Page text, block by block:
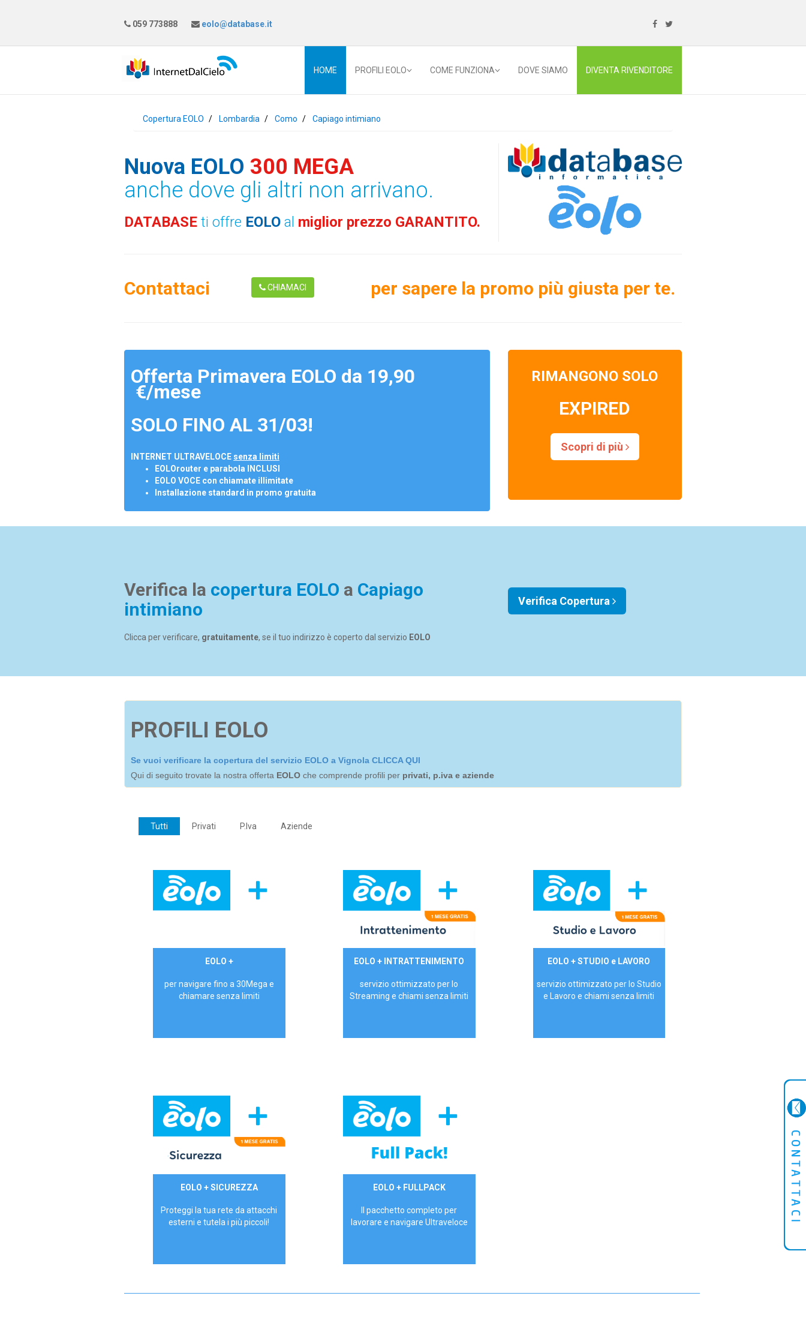
059 773888 eolo@database.it
HOME PROFILI EOLO COME FUNZIONA DOVE SIAMO DIVENTA RIVENDITORE
Copertura EOLO Lombardia Como Capiago intimiano
Nuova EOLO 300 MEGA
anche dove gli altri non arrivano.
DATABASE ti offre EOLO al miglior prezzo GARANTITO.
Contattaci CHIAMACI per sapere la promo più giusta per te.
Offerta Primavera EOLO da 19,90
€/mese
SOLO FINO AL 31/03!
INTERNET ULTRAVELOCE senza limiti
EOLOrouter e parabola INCLUSI
EOLO VOCE con chiamate illimitate
Installazione standard in promo gratuita
RIMANGONO SOLO
EXPIRED
Scopri di più
Verifica la copertura EOLO a Capiago
intimiano
Clicca per verificare, gratuitamente, se il tuo indirizzo è coperto dal servizio EOLO
Verifica Copertura
PROFILI EOLO
Se vuoi verificare la copertura del servizio EOLO a Vignola CLICCA QUI
Qui di seguito trovate la nostra offerta EOLO che comprende profili per privati, p.iva e aziende
Tutti Privati P.Iva Aziende
€ 24,90/meseEOLO +
per navigare fino a 30Mega e
chiamare senza limiti
29,90€/mese
EOLO + INTRATTENIMENTO
servizio ottimizzato per lo
Streaming e chiami senza limiti
29,90€/mese
EOLO + STUDIO e LAVORO
servizio ottimizzato per lo Studio
e Lavoro e chiami senza limiti
29,90€/mese
EOLO + SICUREZZA
Proteggi la tua rete da attacchi
esterni e tutela i più piccoli!
34,90 €/meseEOLO + FULLPACK
Il pacchetto completo per
lavorare e navigare Ultraveloce